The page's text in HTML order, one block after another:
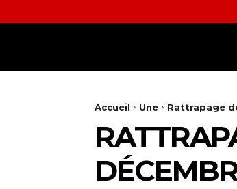
Accueil Une Rattrapage